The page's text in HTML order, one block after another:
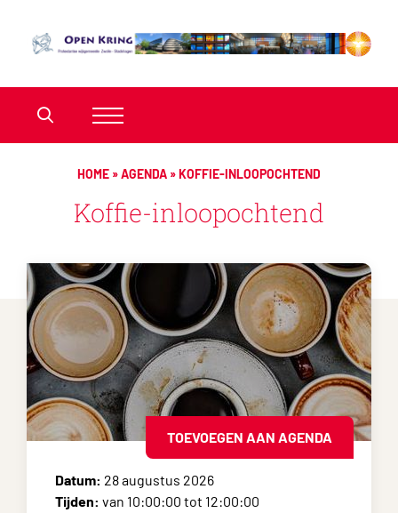
HOME »AGENDA »KOFFIE-INLOOPOCHTEND
Koffie-inloopochtend
TOEVOEGEN AAN AGENDA
Datum: 28 augustus 2026
Tijden: van 10:00:00 tot 12:00:00